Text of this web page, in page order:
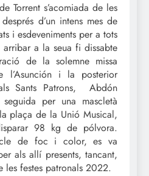
Torrent s’acomiada de les
d’un intens mes de
i esdeveniments per a tots
a la seua fi dissabte
de la solemne missa
l’Asunción i la posterior
Sants Patrons, Abdón
per una mascletà
plaça de la Unió Musical,
98 kg de pólvora.
de foc i color, es va
als allí presents, tancant,
les festes patronals 2022.